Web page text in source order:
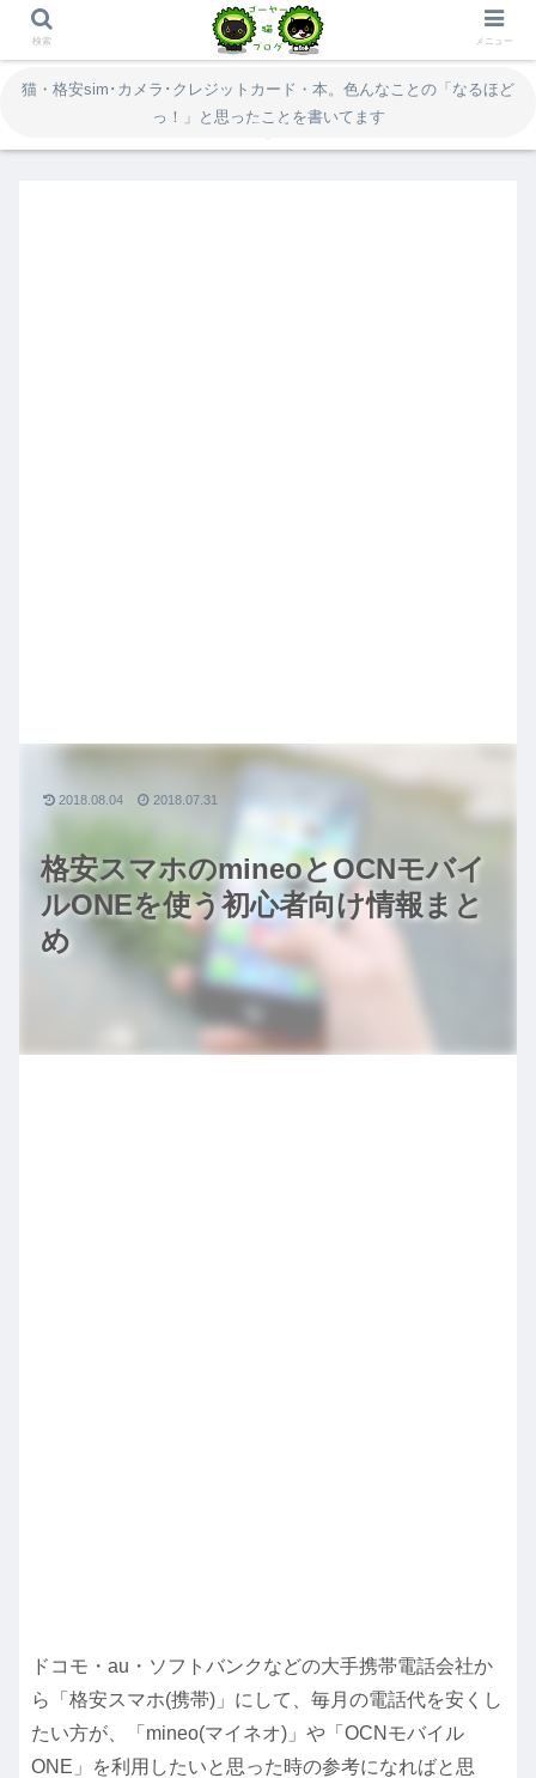
猫・格安sim･カメラ･クレジットカード・本。色んなことの「なるほど
っ！」と思ったことを書いてます
格安スマホのmineoとOCNモバイ
ルONEを使う初心者向け情報まと
め
2018.08.04 2018.07.31
ドコモ・au・ソフトバンクなどの大手携帯電話会社か
ら「格安スマホ(携帯)」にして、毎月の電話代を安くし
たい方が、「mineo(マイネオ)」や「OCNモバイル
ONE」を利用したいと思った時の参考になればと思
検索 メニュー